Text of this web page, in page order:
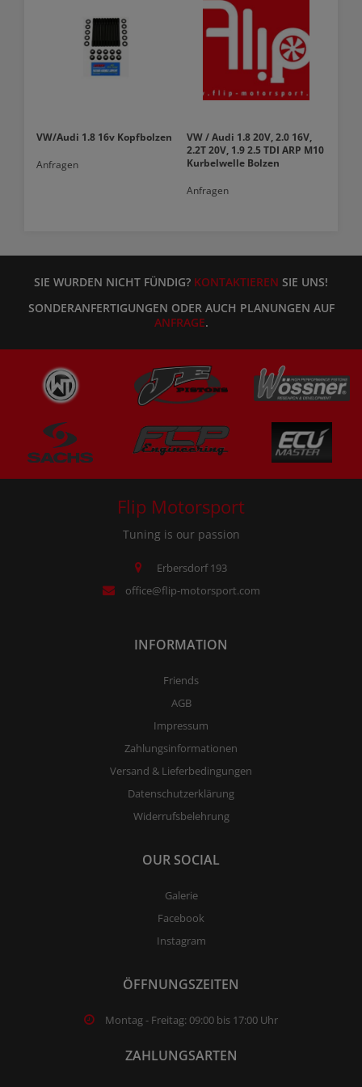
VW/Audi 1.8 16v Kopfbolzen
Anfragen
VW / Audi 1.8 20V, 2.0 16V,
2.2T 20V, 1.9 2.5 TDI ARP M10
Kurbelwelle Bolzen
Anfragen
SIE WURDEN NICHT FÜNDIG? KONTAKTIEREN SIE UNS!
SONDERANFERTIGUNGEN ODER AUCH PLANUNGEN AUF
ANFRAGE.
Flip Motorsport
Tuning is our passion
Erbersdorf 193
office@flip-motorsport.com
INFORMATION
Friends
AGB
Impressum
Zahlungsinformationen
Versand & Lieferbedingungen
Datenschutzerklärung
Widerrufsbelehrung
OUR SOCIAL
Galerie
Facebook
Instagram
ÖFFNUNGSZEITEN
Montag - Freitag: 09:00 bis 17:00 Uhr
ZAHLUNGSARTEN